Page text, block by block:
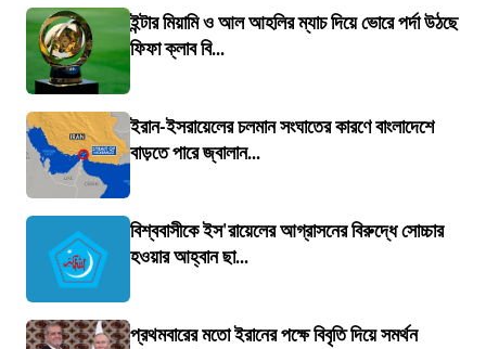
ইন্টার মিয়ামি ও আল আহলির ম্যাচ দিয়ে ভোরে পর্দা উঠছে
ফিফা ক্লাব বি...
ইরান-ইসরায়েলের চলমান সংঘাতের কারণে বাংলাদেশে
বাড়তে পারে জ্বালান...
বিশ্ববাসীকে ইস'রায়েলের আগ্রাসনের বিরুদ্ধে সোচ্চার
হওয়ার আহ্বান ছা...
প্রথমবারের মতো ইরানের পক্ষে বিবৃতি দিয়ে সমর্থন